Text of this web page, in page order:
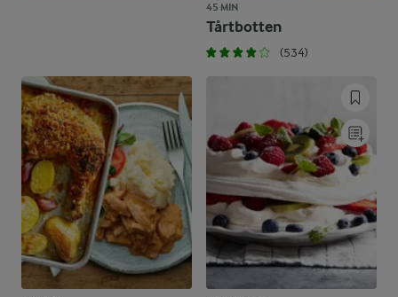
45 MIN
Tårtbotten
(534)